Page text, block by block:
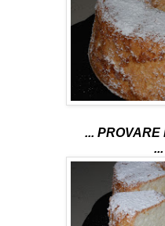
... PROVARE